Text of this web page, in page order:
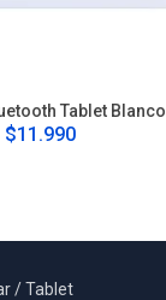
Tablet Blanco
$11.990
/ Tablet